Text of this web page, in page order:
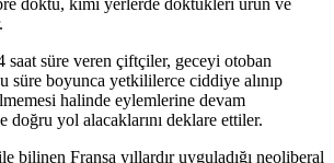
döktü, kimi yerlerde döktükleri ürün ve
süre veren çiftçiler, geceyi otoban
süre boyunca yetkililerce ciddiye alınıp
halinde eylemlerine devam
doğru yol alacaklarını deklare ettiler.
bilinen Fransa yıllardır uyguladığı neoliberal